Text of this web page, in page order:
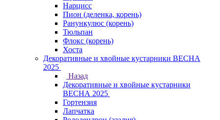
Нарцисс
Пион (деленка, корень)
Ранункулюс (корень)
Тюльпан
Флокс (корень)
Хоста
Декоративные и хвойные кустарники ВЕСНА
2025
Назад
Декоративные и хвойные кустарники
ВЕСНА 2025
Гортензия
Лапчатка